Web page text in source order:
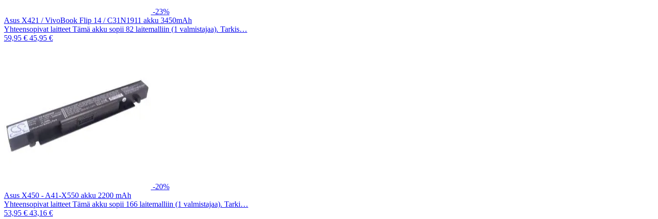
-23%
Asus X421 / VivoBook Flip 14 / C31N1911 akku 3450mAh
Yhteensopivat laitteet Tämä akku sopii 82 laitemalliin (1 valmistajaa). Tarkis…
59,95 € 45,95 €
-20%
Asus X450 - A41-X550 akku 2200 mAh
Yhteensopivat laitteet Tämä akku sopii 166 laitemalliin (1 valmistajaa). Tarki…
53,95 € 43,16 €